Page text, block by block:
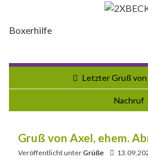
Boxerhilfe
Letzter Gruß von
Nachruf
Gruß von Axel, ehem.
Veröffentlicht unterGrüße